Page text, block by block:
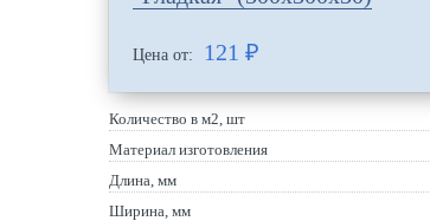
Цена от: 121 ₽
Количество в м2, шт
Материал изготовления
Длина, мм
Ширина, мм